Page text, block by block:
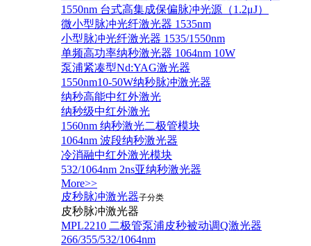
1550nm 台式高集成保偏脉冲光源（1.2μJ）
微小型脉冲光纤激光器 1535nm
小型脉冲光纤激光器 1535/1550nm
单频高功率纳秒激光器 1064nm 10W
泵浦紧凑型Nd:YAG激光器
1550nm10-50W纳秒脉冲激光器
纳秒高能中红外激光
纳秒级中红外激光
1560nm 纳秒激光二极管模块
1064nm 波段纳秒激光器
冷消融中红外激光模块
532/1064nm 2ns亚纳秒激光器
More>>
皮秒脉冲激光器子分类
皮秒脉冲激光器
​MPL2210 二极管泵浦皮秒被动调Q激光器
266/355/532/1064nm